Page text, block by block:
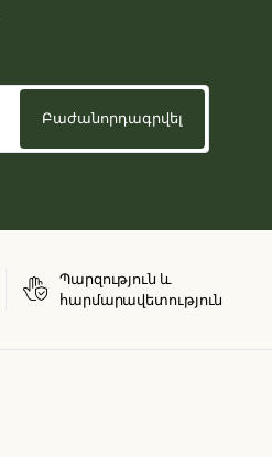
Պարզություն և
հարմարավետություն